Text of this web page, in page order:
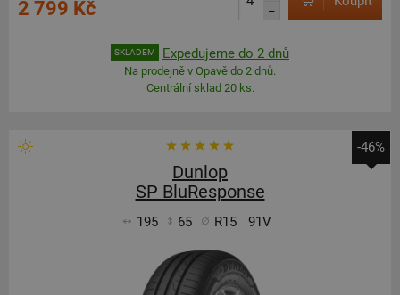
2 799 Kč
–
SKLADEM Expedujeme do 2 dnů
Na prodejně v Opavě do 2 dnů.
Centrální sklad 20 ks.
-46%
Dunlop
SP BluResponse
195 65 R15 91V